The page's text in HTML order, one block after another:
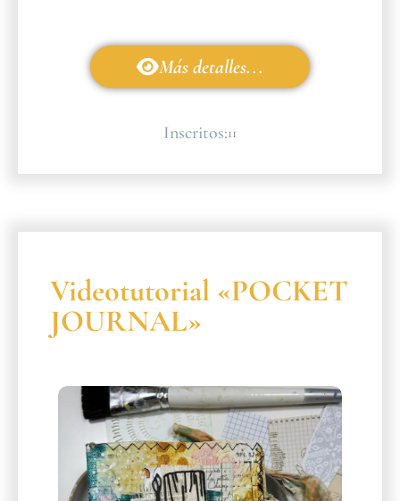
Más detalles...
Inscritos:11
Videotutorial «POCKET
JOURNAL»